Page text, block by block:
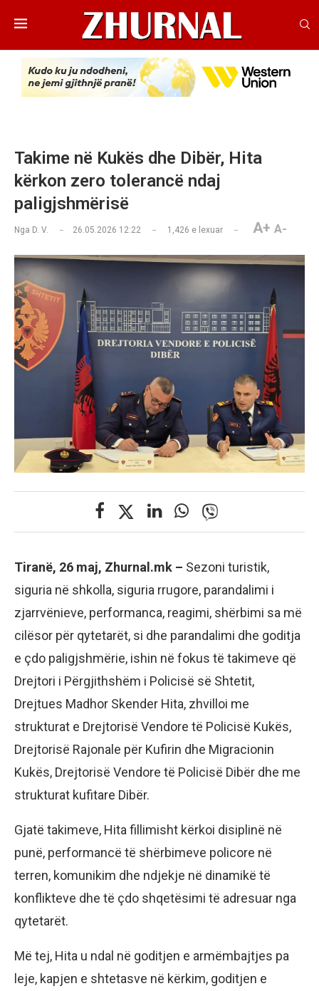
Takime në Kukës dhe Dibër, Hita
kërkon zero tolerancë ndaj
paligjshmërisë
Nga D. V. 26.05.2026 12:22 1,426 e lexuar A+ A-
Tiranë, 26 maj, Zhurnal.mk – Sezoni turistik,
siguria në shkolla, siguria rrugore, parandalimi i
zjarrvënieve, performanca, reagimi, shërbimi sa më
cilësor për qytetarët, si dhe parandalimi dhe goditja
e çdo paligjshmërie, ishin në fokus të takimeve që
Drejtori i Përgjithshëm i Policisë së Shtetit,
Drejtues Madhor Skender Hita, zhvilloi me
strukturat e Drejtorisë Vendore të Policisë Kukës,
Drejtorisë Rajonale për Kufirin dhe Migracionin
Kukës, Drejtorisë Vendore të Policisë Dibër dhe me
strukturat kufitare Dibër.
Gjatë takimeve, Hita fillimisht kërkoi disiplinë në
punë, performancë të shërbimeve policore në
terren, komunikim dhe ndjekje në dinamikë të
konflikteve dhe të çdo shqetësimi të adresuar nga
qytetarët.
Më tej, Hita u ndal në goditjen e armëmbajtjes pa
leje, kapjen e shtetasve në kërkim, goditjen e